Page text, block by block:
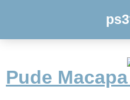
Pude